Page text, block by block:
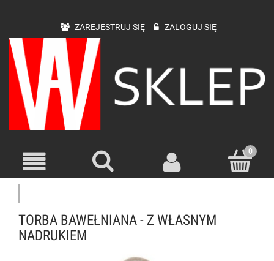
ZAREJESTRUJ SIĘ ZALOGUJ SIĘ
TORBA BAWEŁNIANA - Z WŁASNYM
NADRUKIEM